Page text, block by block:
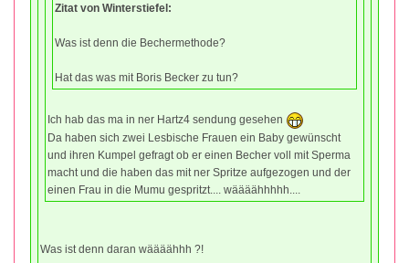
Zitat von Winterstiefel:
Was ist denn die Bechermethode?
Hat das was mit Boris Becker zu tun?
Ich hab das ma in ner Hartz4 sendung gesehen
Da haben sich zwei Lesbische Frauen ein Baby gewünscht
und ihren Kumpel gefragt ob er einen Becher voll mit Sperma
macht und die haben das mit ner Spritze aufgezogen und der
einen Frau in die Mumu gespritzt.... wäääähhhhh....
Was ist denn daran wäääähhh ?!